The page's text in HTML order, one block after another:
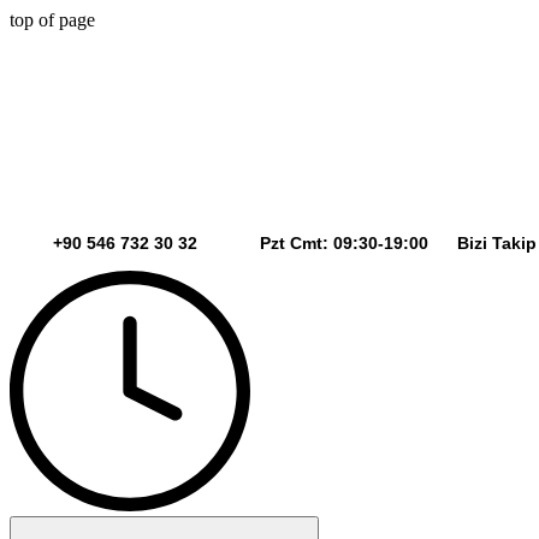
top of page
+90 546 732 30 32 Pzt Cmt: 09:30-19:00 Bizi Takip